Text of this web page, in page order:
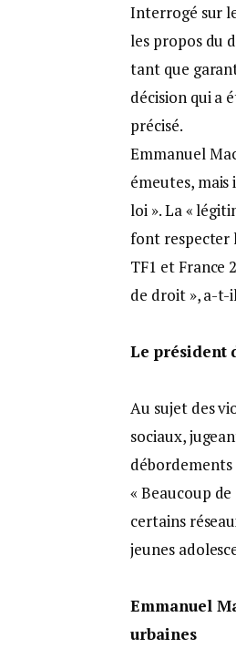
Interrogé sur
les propos du
tant que
décision qui a
précisé.
Emmanuel
émeutes,
loi ». La «
font respecter
TF1 et France
de droit », a-t-
Le président
Au sujet des
sociaux,
débordements
« Beaucoup
certains
jeunes
Emmanuel
urbaines